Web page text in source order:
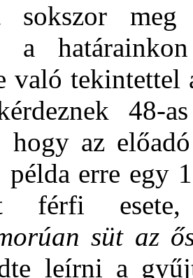
sokszor meg
a
való
az
példa erre egy
férfi
süt az
leírni a